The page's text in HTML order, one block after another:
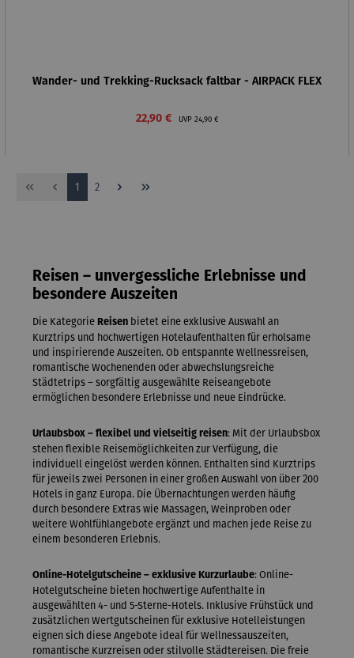
Wander- und Trekking-Rucksack faltbar - AIRPACK FLEX
Verkaufspreis:
22,90 € UVP Regulärer Preis:
24,90 €
Seite
1 Seite
2
Reisen – unvergessliche Erlebnisse und
besondere Auszeiten
Die Kategorie Reisen bietet eine exklusive Auswahl an
Kurztrips und hochwertigen Hotelaufenthalten für erholsame
und inspirierende Auszeiten. Ob entspannte Wellnessreisen,
romantische Wochenenden oder abwechslungsreiche
Städtetrips – sorgfältig ausgewählte Reiseangebote
ermöglichen besondere Erlebnisse und neue Eindrücke.
Urlaubsbox – flexibel und vielseitig reisen: Mit der Urlaubsbox
stehen flexible Reisemöglichkeiten zur Verfügung, die
individuell eingelöst werden können. Enthalten sind Kurztrips
für jeweils zwei Personen in einer großen Auswahl von über 200
Hotels in ganz Europa. Die Übernachtungen werden häufig
durch besondere Extras wie Massagen, Weinproben oder
weitere Wohlfühlangebote ergänzt und machen jede Reise zu
einem besonderen Erlebnis.
Online-Hotelgutscheine – exklusive Kurzurlaube: Online-
Hotelgutscheine bieten hochwertige Aufenthalte in
ausgewählten 4- und 5-Sterne-Hotels. Inklusive Frühstück und
zusätzlichen Wertgutscheinen für exklusive Hotelleistungen
eignen sich diese Angebote ideal für Wellnessauszeiten,
romantische Kurzreisen oder stilvolle Städtereisen. Die freie